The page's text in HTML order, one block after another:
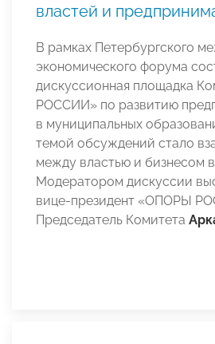
властей и
В рамках Петербургского
экономического форума
дискуссионная площадка
РОССИИ» по развитию
в муниципальных
темой обсуждений стало
между властью и бизнесом в
Модератором дискуссии
вице-президент «ОПОРЫ
Председатель Комитета